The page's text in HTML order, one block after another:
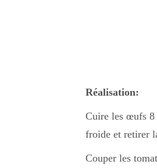
Réalisation:
Cuire les œufs 8
froide et retirer
Couper les